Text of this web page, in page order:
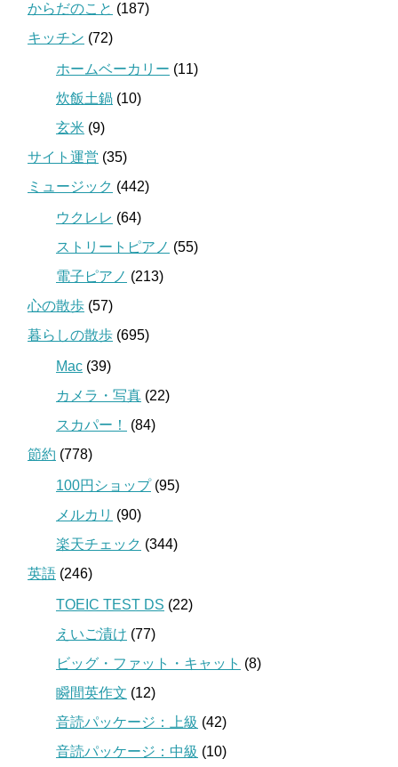
からだのこと (187)
キッチン (72)
ホームベーカリー (11)
炊飯土鍋 (10)
玄米 (9)
サイト運営 (35)
ミュージック (442)
ウクレレ (64)
ストリートピアノ (55)
電子ピアノ (213)
心の散歩 (57)
暮らしの散歩 (695)
Mac (39)
カメラ・写真 (22)
スカパー！
(84)
節約 (778)
100円ショップ(95)
メルカリ (90)
楽天チェック (344)
英語 (246)
TOEIC TEST DS (22)
えいご漬け (77)
ビッグ・ファット・キャット (8)
瞬間英作文 (12)
音読パッケージ：上級 (42)
音読パッケージ：中級 (10)